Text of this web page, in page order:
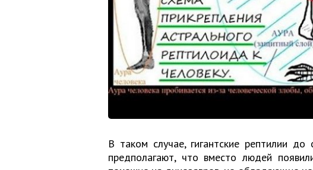
В таком случае, гигантские рептилии
предполагают, что вместо людей